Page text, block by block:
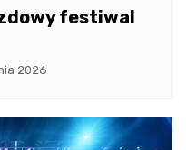
festiwal
2026